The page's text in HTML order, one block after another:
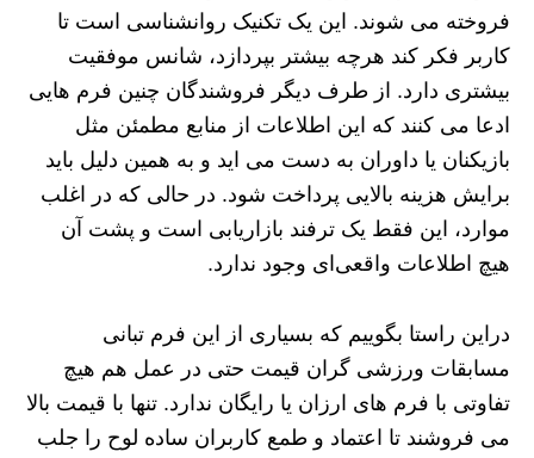
فروخته می‌ شوند. این یک تکنیک روانشناسی است تا
کاربر فکر کند هرچه بیشتر بپردازد، شانس موفقیت
بیشتری دارد. از طرف دیگر فروشندگان چنین فرم‌ هایی
ادعا می‌ کنند که این اطلاعات از منابع مطمئن مثل
بازیکنان یا داوران به دست می اید و به همین دلیل باید
برایش هزینه بالایی پرداخت شود. در حالی که در اغلب
موارد، این فقط یک ترفند بازاریابی است و پشت آن
هیچ اطلاعات واقعی‌ای وجود ندارد.
دراین راستا بگوییم که بسیاری از این فرم تبانی
مسابقات ورزشی گران‌ قیمت حتی در عمل هم هیچ
تفاوتی با فرم‌ های ارزان یا رایگان ندارد. تنها با قیمت بالا
می فروشند تا اعتماد و طمع کاربران ساده‌ لوح را جلب